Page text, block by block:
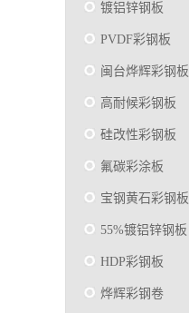
镀铝锌钢板
PVDF彩钢板
闽台烨辉彩钢板
高耐候彩钢板
硅改性彩钢板
氟碳彩涂板
宝钢黄石彩钢板
55%镀铝锌钢板
HDP彩钢板
烨辉彩钢卷